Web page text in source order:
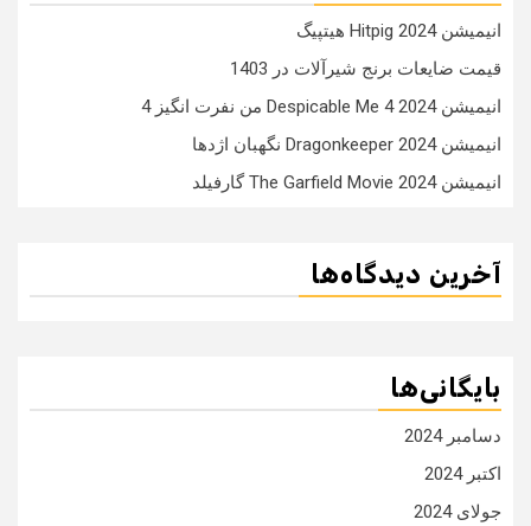
انیمیشن Hitpig 2024 هیتپیگ
قیمت ضایعات برنج شیرآلات در 1403
انیمیشن Despicable Me 4 2024 من نفرت انگیز 4
انیمیشن Dragonkeeper 2024 نگهبان اژدها
انیمیشن The Garfield Movie 2024 گارفیلد
آخرین دیدگاه‌ها
بایگانی‌ها
دسامبر 2024
اکتبر 2024
جولای 2024